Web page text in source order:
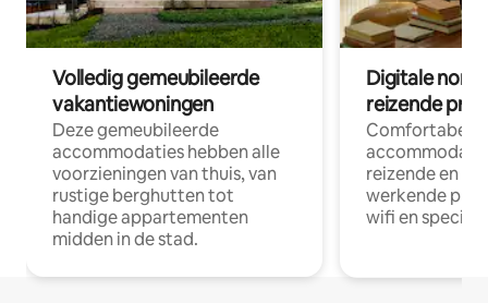
Volledig gemeubileerde
vakantiewoningen
Deze gemeubileerde
accommodaties hebben alle
voorzieningen van thuis, van
rustige berghutten tot
handige appartementen
midden in de stad.
Digitale
reizende
Comfortabele
reizende en
werkende
wifi en